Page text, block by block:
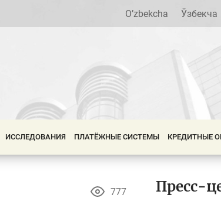
O’zbekcha Ўзбекча
ИССЛЕДОВАНИЯ ПЛАТЁЖНЫЕ СИСТЕМЫ КРЕДИТНЫЕ
777 Пресс-